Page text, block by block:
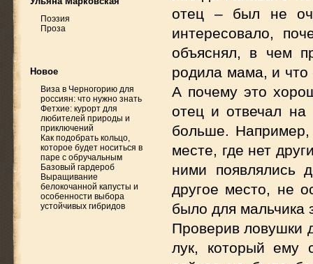
Поэзия
Проза
Новое
Виза в Черногорию для
россиян: что нужно знать
Фетхие: курорт для
любителей природы и
приключений
Как подобрать кольцо,
которое будет носиться в
паре с обручальным
Базовый гардероб
Выращивание
белокочанной капусты и
особенности выбора
устойчивых гибридов
отец – был не
интересовало,
объяснял, в чем
родила мама, и что
А почему это
отец и отвечал на
больше. Например,
месте, где нет
ними появлялись
другое место, не
было для мальчика
Проверив ловушки
лук, который ему